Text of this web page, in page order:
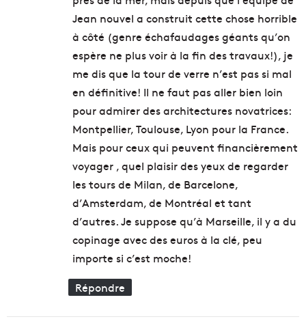
Jean nouvel a construit cette chose horrible
à côté (genre échafaudages géants qu’on
espère ne plus voir à la fin des travaux!), je
me dis que la tour de verre n’est pas si mal
en définitive! Il ne faut pas aller bien loin
pour admirer des architectures novatrices:
Montpellier, Toulouse, Lyon pour la France.
Mais pour ceux qui peuvent financièrement
voyager , quel plaisir des yeux de regarder
les tours de Milan, de Barcelone,
d’Amsterdam, de Montréal et tant
d’autres. Je suppose qu’à Marseille, il y a du
copinage avec des euros à la clé, peu
importe si c’est moche!
Répondre